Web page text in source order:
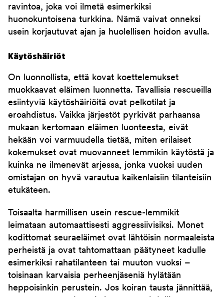
ravintoa, joka voi ilmetä esimerkiksi
huonokuntoisena turkkina. Nämä vaivat onneksi
usein korjautuvat ajan ja huolellisen hoidon avulla.
Käytöshäiriöt
On luonnollista, että kovat koettelemukset
muokkaavat eläimen luonnetta. Tavallisia rescueilla
esiintyviä käytöshäiriöitä ovat pelkotilat ja
eroahdistus. Vaikka järjestöt pyrkivät parhaansa
mukaan kertomaan eläimen luonteesta, eivät
hekään voi varmuudella tietää, miten erilaiset
kokemukset ovat muovanneet lemmikin käytöstä ja
kuinka ne ilmenevät arjessa, jonka vuoksi uuden
omistajan on hyvä varautua kaikenlaisiin tilanteisiin
etukäteen.
Toisaalta harmillisen usein rescue-lemmikit
leimataan automaattisesti aggressiivisiksi. Monet
kodittomat seuraeläimet ovat lähtöisin normaaleista
perheistä ja ovat tahtomattaan päätyneet kadulle
esimerkiksi rahatilanteen tai muuton vuoksi –
toisinaan karvaisia perheenjäseniä hylätään
heppoisinkin perustein. Jos koiran tausta jännittää,